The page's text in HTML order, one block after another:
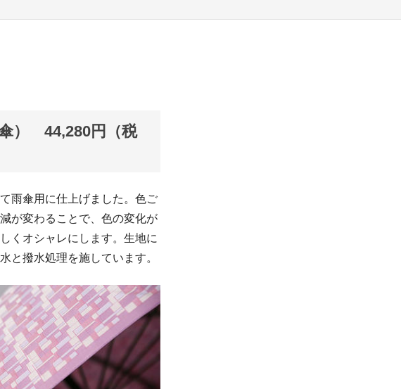
） 44,280円（税
雨傘用に仕上げました。色ご
が変わることで、色の変化が
くオシャレにします。生地に
と撥水処理を施しています。